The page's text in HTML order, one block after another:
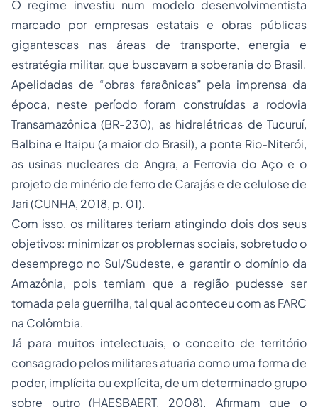
O regime investiu num modelo desenvolvimentista
marcado por empresas estatais e obras públicas
gigantescas nas áreas de transporte, energia e
estratégia militar, que buscavam a soberania do Brasil.
Apelidadas de “obras faraônicas” pela imprensa da
época, neste período foram construídas a rodovia
Transamazônica (BR-230), as hidrelétricas de Tucuruí,
Balbina e Itaipu (a maior do Brasil), a ponte Rio-Niterói,
as usinas nucleares de Angra, a Ferrovia do Aço e o
projeto de minério de ferro de Carajás e de celulose de
Jari (CUNHA, 2018, p. 01).
Com isso, os militares teriam atingindo dois dos seus
objetivos: minimizar os problemas sociais, sobretudo o
desemprego no Sul/Sudeste, e garantir o domínio da
Amazônia, pois temiam que a região pudesse ser
tomada pela guerrilha, tal qual aconteceu com as FARC
na Colômbia.
Já para muitos intelectuais, o conceito de território
consagrado pelos militares atuaria como uma forma de
poder, implícita ou explícita, de um determinado grupo
sobre outro (HAESBAERT, 2008). Afirmam que o